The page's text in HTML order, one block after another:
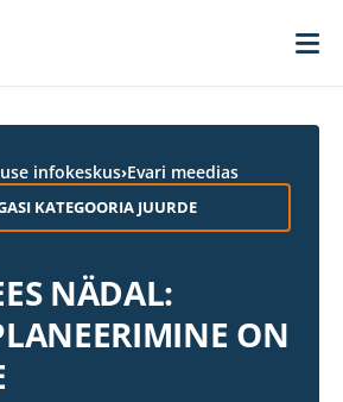
infokeskus›Evari meedias
KATEGOORIA JUURDE
NÄDAL:
ON